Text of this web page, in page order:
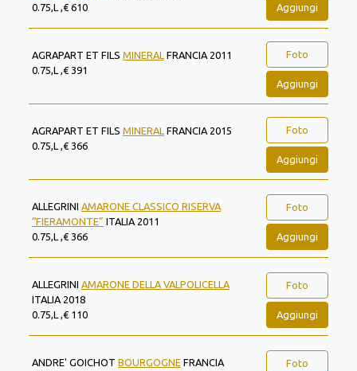
0.75,L ,€ 610
Aggiungi
AGRAPART ET FILS MINERAL FRANCIA 2011
0.75,L ,€ 391
Foto
Aggiungi
AGRAPART ET FILS MINERAL FRANCIA 2015
0.75,L ,€ 366
Foto
Aggiungi
ALLEGRINI AMARONE CLASSICO RISERVA
“FIERAMONTE” ITALIA 2011
0.75,L ,€ 366
Foto
Aggiungi
ALLEGRINI AMARONE DELLA VALPOLICELLA
ITALIA 2018
0.75,L ,€ 110
Foto
Aggiungi
ANDRE' GOICHOT BOURGOGNE FRANCIA
Foto